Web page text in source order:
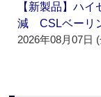
【新製品】ハ
減 CSLベーリ
2026年08月07日